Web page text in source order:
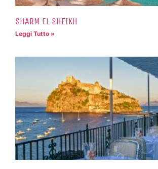
SHARM EL SHEIKH
Leggi Tutto »